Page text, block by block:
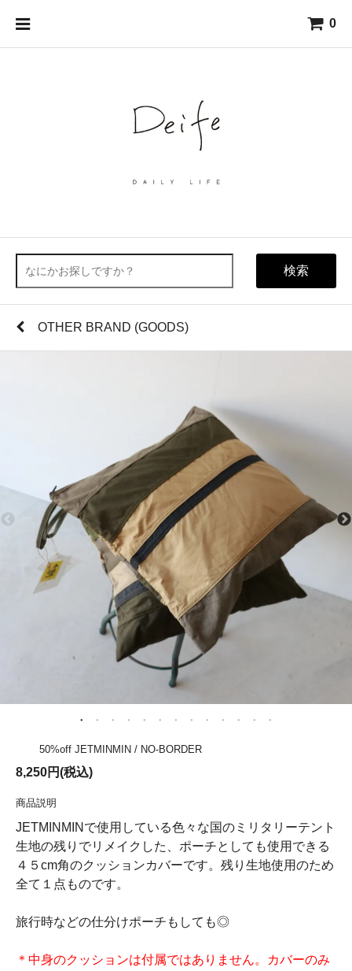
0
検索
OTHER BRAND (GOODS)
50%off JETMINMIN / NO-BORDER
8,250円(税込)
商品説明
JETMINMINで使用している色々な国のミリタリーテント
生地の残りでリメイクした、ポーチとしても使用できる
４５cm角のクッションカバーです。残り生地使用のため
全て１点ものです。
旅行時などの仕分けポーチもしても◎
＊中身のクッションは付属ではありません。カバーのみ